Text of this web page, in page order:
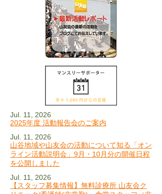
Jul. 11, 2026
2025年度 活動報告会のご案内
Jul. 11, 2026
山谷地域や山友会の活動について知る「オン
ライン活動説明会」9月・10月分の開催日程
を公開しました
Jul. 11, 2026
【スタッフ募集情報】無料診療所 山友会ク